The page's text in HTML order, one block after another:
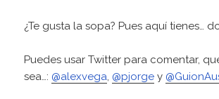
c
o
r
¿Te gusta la sopa? Pues aquí tienes…
Puedes usar Twitter para comentar,
sea…: @alexvega, @pjorge y